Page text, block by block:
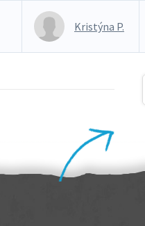
Kristýna P.